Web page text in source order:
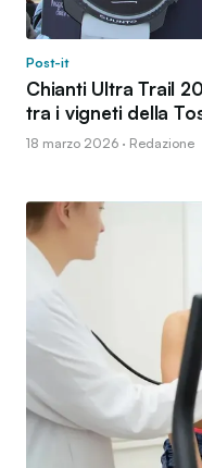
Post-it
Chianti Ultra Trail
tra i vigneti della
18 marzo 2026 · Redazione